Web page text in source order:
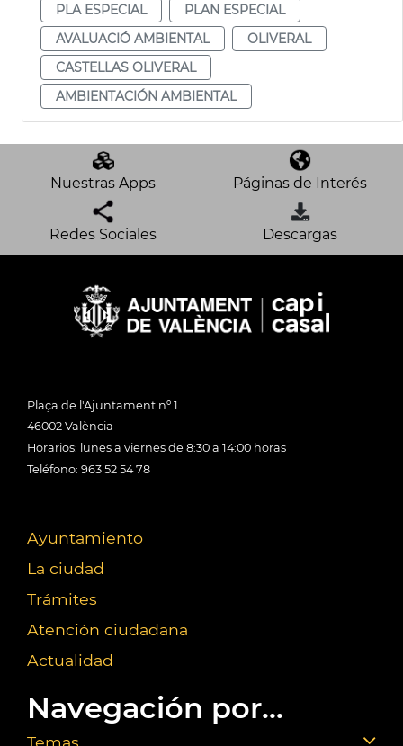
PLA ESPECIAL
PLAN ESPECIAL
AVALUACIÓ AMBIENTAL
OLIVERAL
CASTELLAS OLIVERAL
AMBIENTACIÓN AMBIENTAL
Nuestras Apps Páginas de Interés
Redes Sociales Descargas
Plaça de l'Ajuntament nº 1
46002 València
Horarios: lunes a viernes de 8:30 a 14:00 horas
Teléfono: 963 52 54 78
Ayuntamiento
La ciudad
Trámites
Atención ciudadana
Actualidad
Navegación por...
Temas